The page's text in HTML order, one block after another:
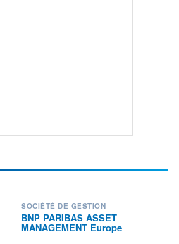
SOCIÉTÉ DE GESTION
BNP PARIBAS ASSET
MANAGEMENT Europe